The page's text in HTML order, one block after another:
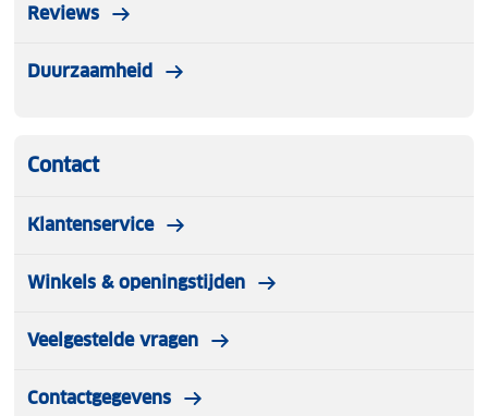
Reviews
Duurzaamheid
Contact
Klantenservice
Winkels & openingstijden
Veelgestelde vragen
Contactgegevens